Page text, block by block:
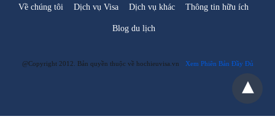
Về chúng tôi Dịch vụ Visa Dịch vụ khác Thông tin hữu ích
Blog du lịch
@Copyright 2012. Bản quyền thuộc về hochieuvisa.vn Xem Phiên Bản Đầy Đủ